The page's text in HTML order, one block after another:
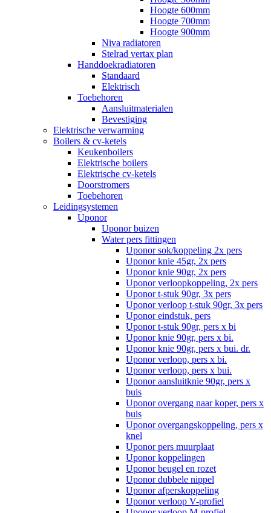
Hoogte 600mm
Hoogte 700mm
Hoogte 900mm
Niva radiatoren
Stelrad vertax plan
Handdoekradiatoren
Standaard
Elektrisch
Toebehoren
Aansluitmaterialen
Bevestiging
Elektrische verwarming
Boilers & cv-ketels
Keukenboilers
Elektrische boilers
Elektrische cv-ketels
Doorstromers
Toebehoren
Leidingsystemen
Uponor
Uponor buizen
Water pers fittingen
Uponor sok/koppeling 2x pers
Uponor knie 45gr, 2x pers
Uponor knie 90gr, 2x pers
Uponor verloopkoppeling, 2x pers
Uponor t-stuk 90gr, 3x pers
Uponor verloop t-stuk 90gr, 3x pers
Uponor eindstuk, pers
Uponor t-stuk 90gr, pers x bi
Uponor knie 90gr, pers x bi.
Uponor knie 90gr, pers x bui. dr.
Uponor verloop, pers x bi.
Uponor verloop, pers x bui.
Uponor aansluitknie 90gr, pers x
buis
Uponor overgang naar koper, pers x
buis
Uponor overgangskoppeling, pers x
knel
Uponor pers muurplaat
Uponor koppelingen
Uponor beugel en rozet
Uponor dubbele nippel
Uponor afperskoppeling
Uponor verloop V-profiel